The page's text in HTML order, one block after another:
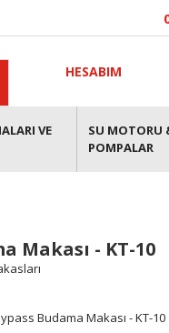
HESABIM
VE
SU MOTORU
POMPALAR
Makası - KT-10
Budama Makası - KT-10